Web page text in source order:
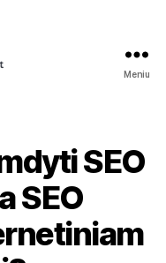
Meniu
SEO
SEO